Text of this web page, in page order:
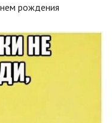
рождения